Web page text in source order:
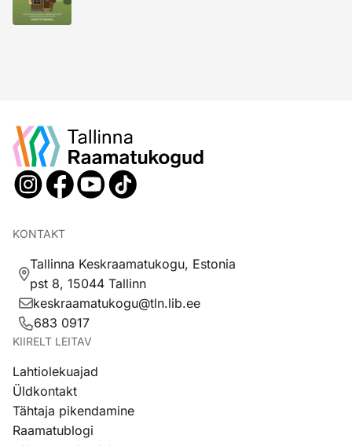
KONTAKT
Tallinna Keskraamatukogu, Estonia
pst 8, 15044 Tallinn
keskraamatukogu@tln.lib.ee
683 0917
KIIRELT LEITAV
Lahtiolekuajad
Üldkontakt
Tähtaja pikendamine
Raamatublogi